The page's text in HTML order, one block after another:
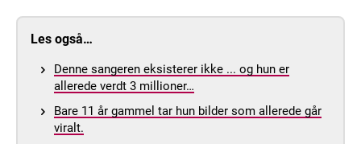
Les også…
Denne sangeren eksisterer ikke ... og hun er
allerede verdt 3 millioner…
Bare 11 år gammel tar hun bilder som allerede går
viralt.